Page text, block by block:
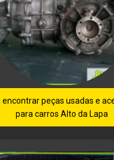
encontrar peças usadas e
para carros Alto da Lapa